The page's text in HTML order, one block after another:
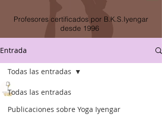
Profesores certificados por B.K.S.Iyengar
desde 1996
Entrada
Todas las entradas
Publicaciones sobre Yoga Iyengar
Todas las entradas
Yoga online para niños
30 mar 20204 min de lectura